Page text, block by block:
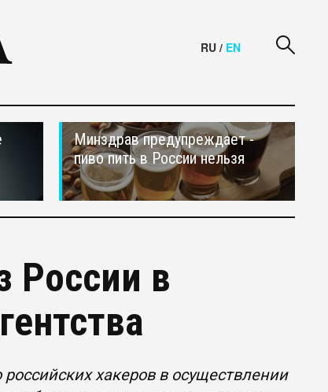
RU / EN
Минздрав предупреждает -
пиво пить в России нельзя
России в
хакеров в осуществлении